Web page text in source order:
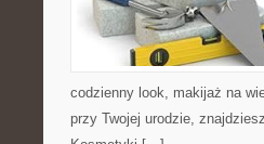
codzienny look, makijaż na
przy Twojej urodzie,